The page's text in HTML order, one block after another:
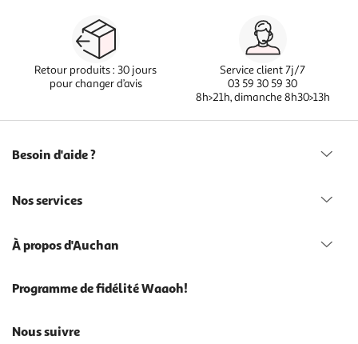
Retour produits : 30 jours
pour changer d’avis
Service client 7j/7
03 59 30 59 30
8h>21h, dimanche 8h30>13h
Besoin d'aide ?
Nos services
À propos d'Auchan
Programme de fidélité Waaoh!
Nous suivre